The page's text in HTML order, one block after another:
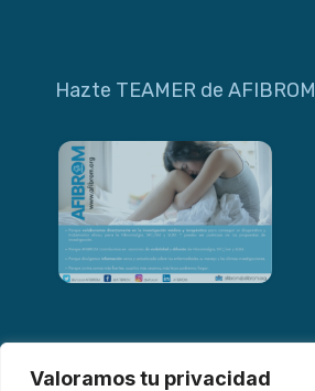
Valoramos tu privacidad
Hazte TEAMER de AFIBROM